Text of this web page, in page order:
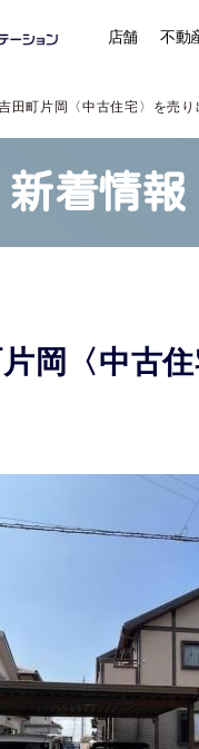
店舗 不動
吉田町片岡〈中古住宅〉を売
新着情報
片岡〈中古